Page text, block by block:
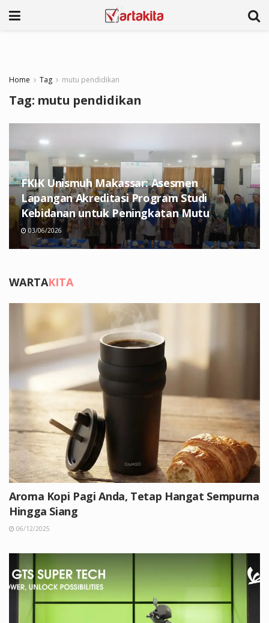
Home Tag mutu pendidikan
Tag: mutu pendidikan
FKIK Unismuh Makassar: Asesmen
Lapangan Akreditasi Program Studi
Kebidanan untuk Peningkatan Mutu
03/06/2026
WARTAKITA
Aroma Kopi Pagi Anda, Tetap Hangat Sempurna
Hingga Siang
06/12/2025